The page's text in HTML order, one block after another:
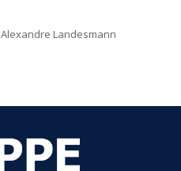
Alexandre Landesmann